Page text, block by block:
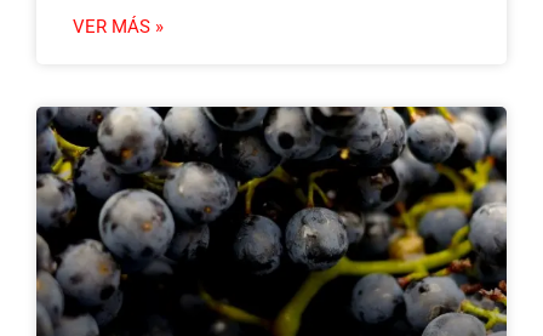
VER MÁS »